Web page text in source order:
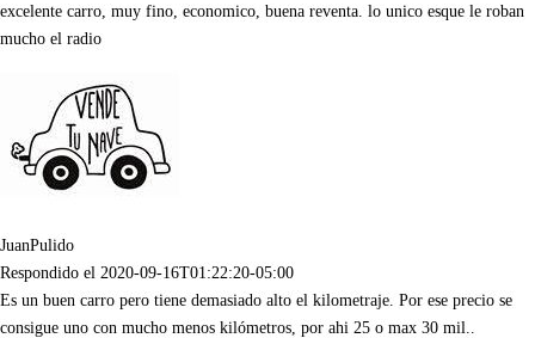
excelente carro, muy fino, economico, buena reventa. lo unico esque le roban
mucho el radio
JuanPulido
Respondido el 2020-09-16T01:22:20-05:00
Es un buen carro pero tiene demasiado alto el kilometraje. Por ese precio se
consigue uno con mucho menos kilómetros, por ahi 25 o max 30 mil..